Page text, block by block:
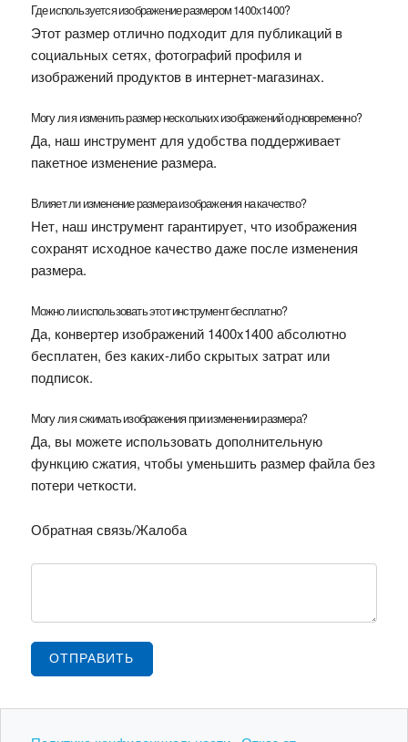
Где используется изображение размером 1400х1400?
Этот размер отлично подходит для публикаций в
социальных сетях, фотографий профиля и
изображений продуктов в интернет-магазинах.
Могу ли я изменить размер нескольких изображений одновременно?
Да, наш инструмент для удобства поддерживает
пакетное изменение размера.
Влияет ли изменение размера изображения на качество?
Нет, наш инструмент гарантирует, что изображения
сохранят исходное качество даже после изменения
размера.
Можно ли использовать этот инструмент бесплатно?
Да, конвертер изображений 1400x1400 абсолютно
бесплатен, без каких-либо скрытых затрат или
подписок.
Могу ли я сжимать изображения при изменении размера?
Да, вы можете использовать дополнительную
функцию сжатия, чтобы уменьшить размер файла без
потери четкости.
Обратная связь/Жалоба
ОТПРАВИТЬ